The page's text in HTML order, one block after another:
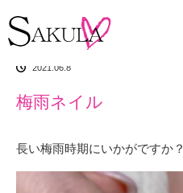
イチオシアイテム
2021.06.8
梅雨ネイル
長い梅雨時期にいかがですか？